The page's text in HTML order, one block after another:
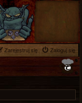
Zaloguj się
Zarejestruj się